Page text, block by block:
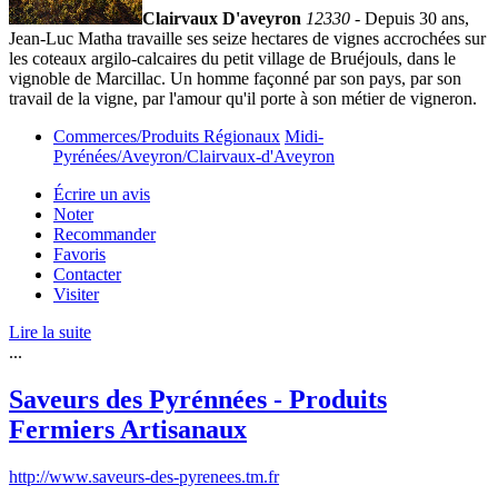
Clairvaux D'aveyron 12330 - Depuis 30 ans,
Jean-Luc Matha travaille ses seize hectares de vignes accrochées sur
les coteaux argilo-calcaires du petit village de Bruéjouls, dans le
vignoble de Marcillac. Un homme façonné par son pays, par son
travail de la vigne, par l'amour qu'il porte à son métier de vigneron.
Commerces/Produits Régionaux Midi-
Pyrénées/Aveyron/Clairvaux-d'Aveyron
Écrire un avis
Noter
Recommander
Favoris
Contacter
Visiter
Lire la suite
...
Saveurs des Pyrénnées - Produits
Fermiers Artisanaux
http://www.saveurs-des-pyrenees.tm.fr